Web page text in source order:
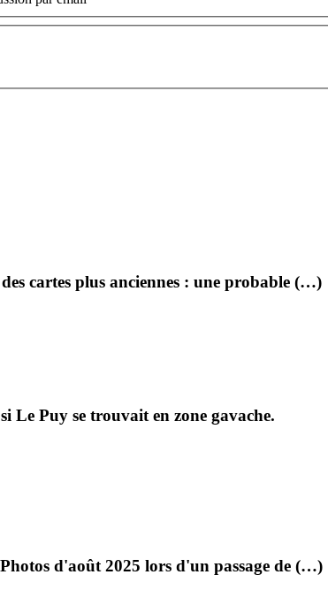
cartes plus anciennes : une probable (…)
Le Puy se trouvait en zone gavache.
d'août 2025 lors d'un passage de (…)